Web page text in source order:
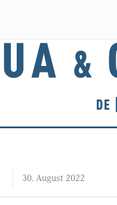
DE
30. August 2022